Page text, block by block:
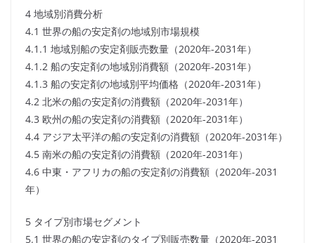
4 地域別消費分析
4.1 世界の船の安定剤の地域別市場規模
4.1.1 地域別船の安定剤販売数量（2020年-2031年）
4.1.2 船の安定剤の地域別消費額（2020年-2031年）
4.1.3 船の安定剤の地域別平均価格（2020年-2031年）
4.2 北米の船の安定剤の消費額（2020年-2031年）
4.3 欧州の船の安定剤の消費額（2020年-2031年）
4.4 アジア太平洋の船の安定剤の消費額（2020年-2031年）
4.5 南米の船の安定剤の消費額（2020年-2031年）
4.6 中東・アフリカの船の安定剤の消費額（2020年-2031
年）
5 タイプ別市場セグメント
5.1 世界の船の安定剤のタイプ別販売数量（2020年-2031